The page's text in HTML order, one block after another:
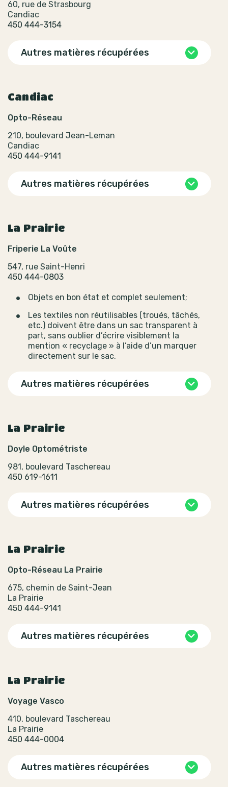
60, rue de Strasbourg
Candiac
450 444-3154
Autres matières récupérées
Candiac
Opto-Réseau
210, boulevard Jean-Leman
Candiac
450 444-9141
Autres matières récupérées
La Prairie
Friperie La Voûte
547, rue Saint-Henri
450 444-0803
Objets en bon état et complet seulement;
Les textiles non réutilisables (troués, tâchés,
etc.) doivent être dans un sac transparent à
part, sans oublier d’écrire visiblement la
mention « recyclage » à l’aide d’un marquer
directement sur le sac.
Autres matières récupérées
La Prairie
Doyle Optométriste
981, boulevard Taschereau
450 619-1611
Autres matières récupérées
La Prairie
Opto-Réseau La Prairie
675, chemin de Saint-Jean
La Prairie
450 444-9141
Autres matières récupérées
La Prairie
Voyage Vasco
410, boulevard Taschereau
La Prairie
450 444-0004
Autres matières récupérées